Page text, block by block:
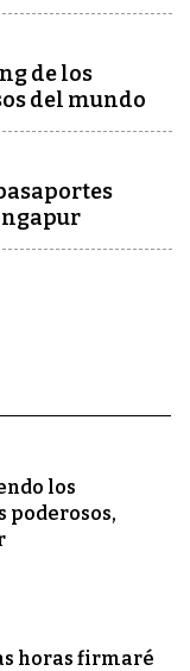
de los
del mundo
los
poderosos,
horas firmaré